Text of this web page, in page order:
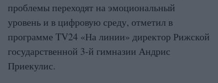
проблемы переходят на эмоциональный
уровень и в цифровую среду, отметил в
программе TV24 «На линии» директор Рижской
государственной 3-й гимназии Андрис
Приекулис.